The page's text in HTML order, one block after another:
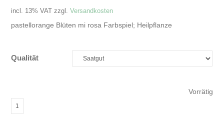
incl. 13% VAT zzgl.Versandkosten
pastellorange Blüten mi rosa Farbspiel; Heilpflanze
Qualität
Vorrätig
Calendula